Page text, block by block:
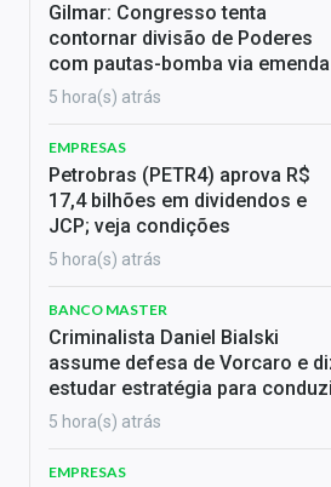
Gilmar: Congresso tenta
contornar divisão de Poderes
com pautas-bomba via
5 hora(s) atrás
EMPRESAS
Petrobras (PETR4) aprova R$
17,4 bilhões em dividendos e
JCP; veja condições
5 hora(s) atrás
BANCO MASTER
Criminalista Daniel Bialski
assume defesa de Vorcaro e
estudar estratégia para
5 hora(s) atrás
EMPRESAS